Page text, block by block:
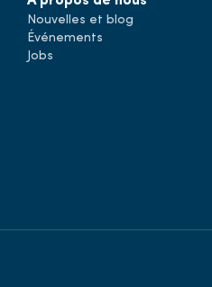
Nouvelles et blog
Événements
Jobs